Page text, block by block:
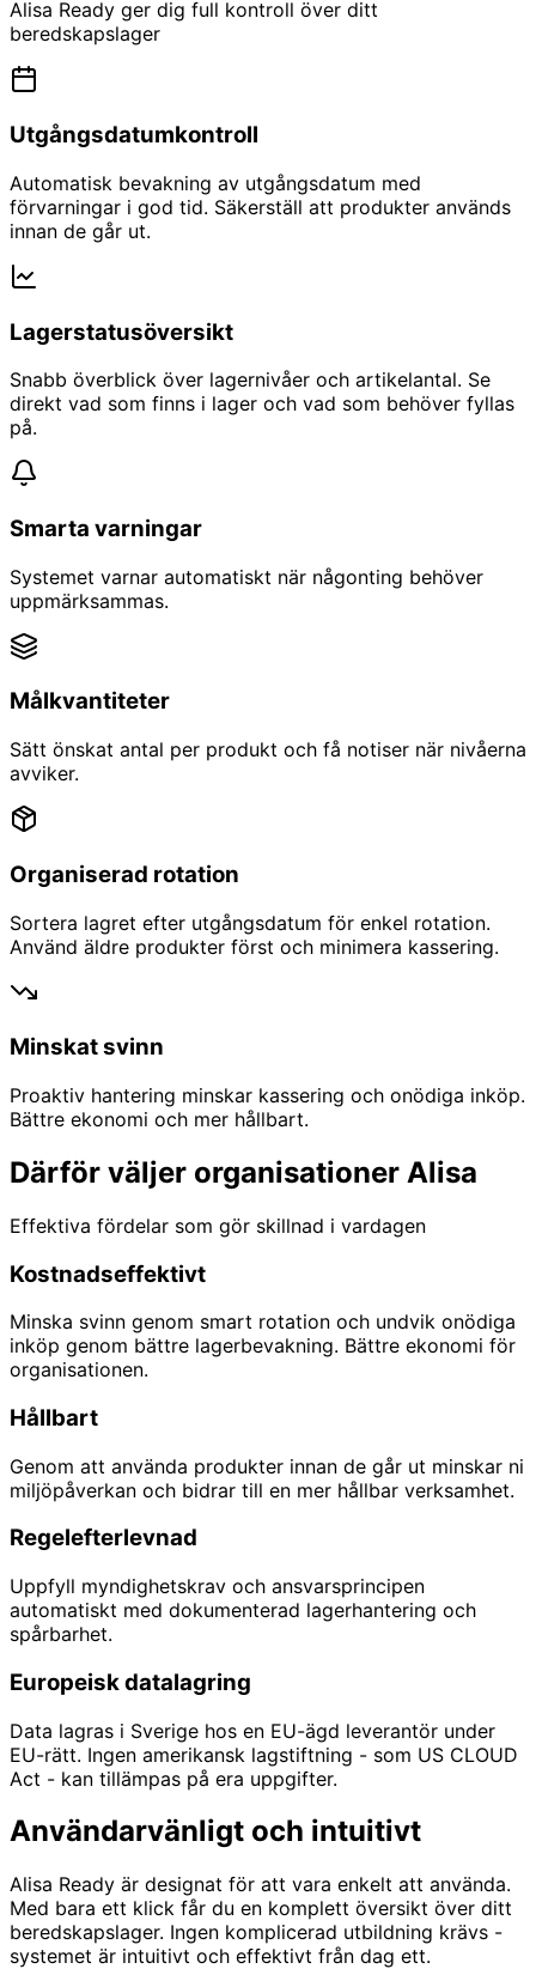
Alisa Ready ger dig full kontroll över ditt
beredskapslager
Utgångsdatumkontroll
Automatisk bevakning av utgångsdatum med
förvarningar i god tid. Säkerställ att produkter används
innan de går ut.
Lagerstatusöversikt
Snabb överblick över lagernivåer och artikelantal. Se
direkt vad som finns i lager och vad som behöver fyllas
på.
Smarta varningar
Systemet varnar automatiskt när någonting behöver
uppmärksammas.
Målkvantiteter
Sätt önskat antal per produkt och få notiser när nivåerna
avviker.
Organiserad rotation
Sortera lagret efter utgångsdatum för enkel rotation.
Använd äldre produkter först och minimera kassering.
Minskat svinn
Proaktiv hantering minskar kassering och onödiga inköp.
Bättre ekonomi och mer hållbart.
Därför väljer organisationer Alisa
Effektiva fördelar som gör skillnad i vardagen
Kostnadseffektivt
Minska svinn genom smart rotation och undvik onödiga
inköp genom bättre lagerbevakning. Bättre ekonomi för
organisationen.
Hållbart
Genom att använda produkter innan de går ut minskar ni
miljöpåverkan och bidrar till en mer hållbar verksamhet.
Regelefterlevnad
Uppfyll myndighetskrav och ansvarsprincipen
automatiskt med dokumenterad lagerhantering och
spårbarhet.
Europeisk datalagring
Data lagras i Sverige hos en EU-ägd leverantör under
EU-rätt. Ingen amerikansk lagstiftning - som US CLOUD
Act - kan tillämpas på era uppgifter.
Användarvänligt och intuitivt
Alisa Ready är designat för att vara enkelt att använda.
Med bara ett klick får du en komplett översikt över ditt
beredskapslager. Ingen komplicerad utbildning krävs -
systemet är intuitivt och effektivt från dag ett.